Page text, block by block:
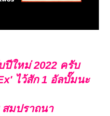
ปีใหม่ 2022 ครับ
ไว้สัก 1 อัลบั๊มนะ
มปราถนา